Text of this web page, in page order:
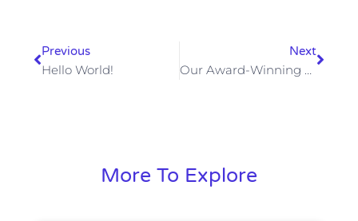
Previous
Hello World!
Next
Our Award-Winning Creative Campaign
More To Explore